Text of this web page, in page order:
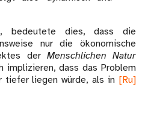
bedeutete dies, dass die
nur die ökonomische
der Menschlichen Natur
implizieren, dass das Problem
tiefer liegen würde, als in [Ru]